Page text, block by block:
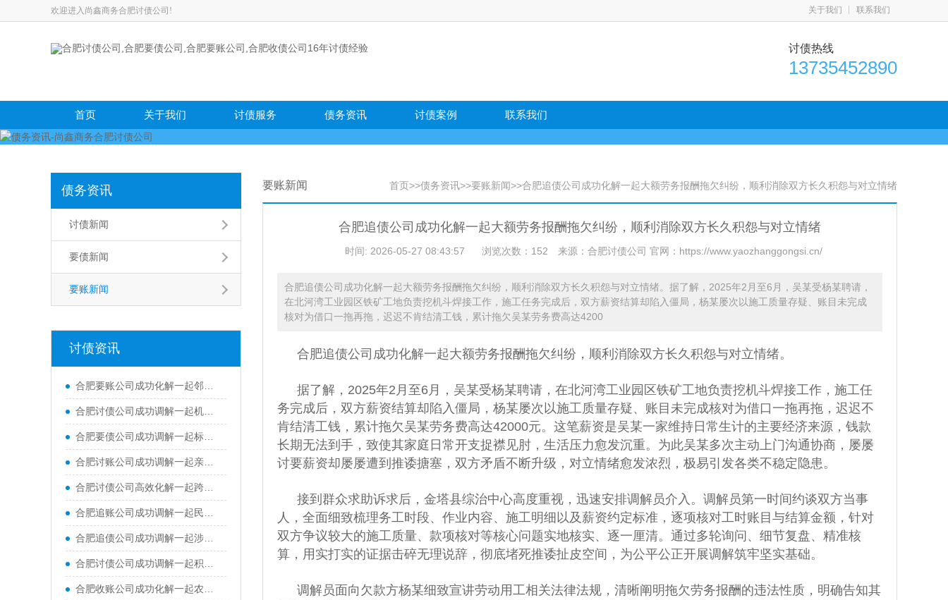
欢迎进入尚鑫商务合肥讨债公司! 关于我们 联系我们
讨债热线
13735452890
首页 关于我们 讨债服务 债务资讯 讨债案例 联系我们
债务资讯
讨债新闻
要债新闻
要账新闻
讨债资讯
合肥要账公司成功化解一起邻里土地占用纠纷，并补齐多年来的土地占用费用
合肥讨债公司成功调解一起机动车交通事故责任纠纷
合肥要债公司成功调解一起标的额62万元的跨市买卖合同纠纷
合肥讨账公司成功调解一起亲属间民间借贷纠纷案件，承办法官情理兼顾、耐心疏导，既帮当事人追回欠款，又成功维系住双方亲属情谊
合肥讨债公司高效化解一起跨省能源企业买卖合同尾款纠纷，仅用7个工作日便实现案结事了
合肥追账公司成功调解一起民间借贷纠纷案件，高效化解双方当事人多年积攒的矛盾隔阂
合肥追债公司成功调解一起涉及村集体与张某关于鱼塘承包租赁合同纠纷
合肥讨债公司成功调解一起积压五年的民间借贷纠纷，耐心释法与温情劝导，妥善化解双方矛盾
合肥收账公司成功化解一起农药漂移致农作物损害赔偿纠纷
要账新闻 首页>>债务资讯>>要账新闻>>合肥追债公司成功化解一起大额劳务报酬拖欠纠纷，顺利消除双方长久积怨与对立情绪
合肥追债公司成功化解一起大额劳务报酬拖欠纠纷，顺利消除双方长久积怨与对立情绪
时间: 2026-05-27 08:43:57 浏览次数：152 来源：合肥讨债公司 官网：https://www.yaozhanggongsi.cn/
合肥追债公司成功化解一起大额劳务报酬拖欠纠纷，顺利消除双方长久积怨与对立情绪。据了解，2025年2月至6月，吴某受杨某聘请，
在北河湾工业园区铁矿工地负责挖机斗焊接工作，施工任务完成后，双方薪资结算却陷入僵局，杨某屡次以施工质量存疑、账目未完成
核对为借口一拖再拖，迟迟不肯结清工钱，累计拖欠吴某劳务费高达4200
合肥追债公司 成功化解一起大额劳务报酬拖欠纠纷，顺利消除双方长久积怨与对立情绪。
据了解，2025年2月至6月，吴某受杨某聘请，在北河湾工业园区铁矿工地负责挖机斗焊接工作，施工任
务完成后，双方薪资结算却陷入僵局，杨某屡次以施工质量存疑、账目未完成核对为借口一拖再拖，迟迟不
肯结清工钱，累计拖欠吴某劳务费高达42000元。这笔薪资是吴某一家维持日常生计的主要经济来源，钱款
长期无法到手，致使其家庭日常开支捉襟见肘，生活压力愈发沉重。为此吴某多次主动上门沟通协商，屡屡
讨要薪资却屡屡遭到推诿搪塞，双方矛盾不断升级，对立情绪愈发浓烈，极易引发各类不稳定隐患。
接到群众求助诉求后，金塔县综治中心高度重视，迅速安排调解员介入。调解员第一时间约谈双方当事
人，全面细致梳理务工时段、作业内容、施工明细以及薪资约定标准，逐项核对工时账目与结算金额，针对
双方争议较大的施工质量、款项核对等核心问题实地核实、逐一厘清。通过多轮询问、细节复盘、精准核
算，用实打实的证据击碎无理说辞，彻底堵死推诿扯皮空间，为公平公正开展调解筑牢坚实基础。
调解员面向欠款方杨某细致宣讲劳动用工相关法律法规，清晰阐明拖欠劳务报酬的违法性质，明确告知其